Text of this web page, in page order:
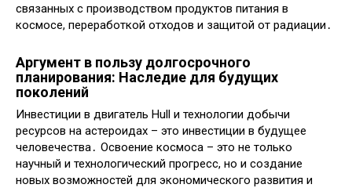
связанных с производством продуктов питания в
космосе, переработкой отходов и защитой от радиации․
Аргумент в пользу долгосрочного
планирования: Наследие для будущих
поколений
Инвестиции в двигатель Hull и технологии добычи
ресурсов на астероидах – это инвестиции в будущее
человечества․ Освоение космоса – это не только
научный и технологический прогресс, но и создание
новых возможностей для экономического развития и